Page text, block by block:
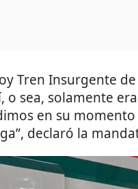
Tren Insurgente
o sea, solamente
en su
declaró la